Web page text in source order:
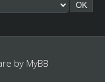
by MyBB